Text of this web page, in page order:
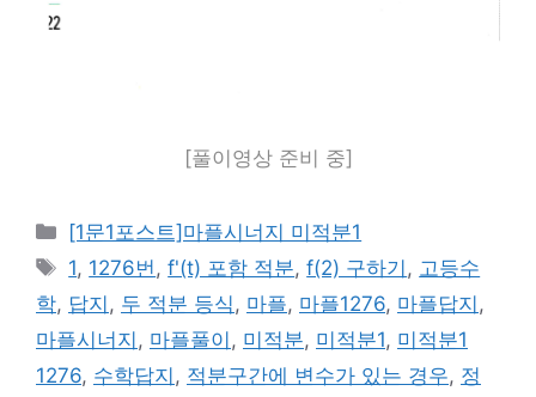
[풀이영상 준비 중]
카
테
리
[1문1포스트]마플시너지 미적분1
태
그
1, 1276번,f'(t) 포함 적분,f(2) 구하기 , 고등수
학, 답지 , 두 적분 등식, 마플, 마플1276, 마플답지 ,
마플시너지 , 마플풀이 , 미적분, 미적분1, 미적분1
1276, 수학답지 , 적분구간에 변수가 있는 경우, 정